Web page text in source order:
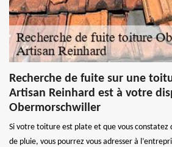
Recherche de fuite sur une
Artisan Reinhard est à votre
Obermorschwiller
Si votre toiture est plate et que vous constatez
de pluie, vous pourrez vous adresser à